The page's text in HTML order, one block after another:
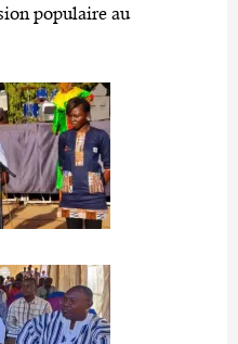
populaire au